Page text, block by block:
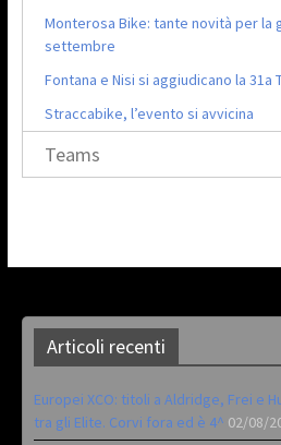
Monterosa Bike: tante novità per la
settembre
Fontana e Nisi si aggiudicano la 31a
Straccabike, l’evento si avvicina
Teams
Articoli recenti
Europei XCO: titoli a Aldridge, Frei e
tra gli Elite. Corvi fora ed è 4^ 02/08/